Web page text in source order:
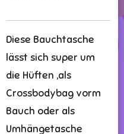
Diese Bauchtasche
lässt sich super um
die Hüften ,als
Crossbodybag vorm
Bauch oder als
Umhängetasche